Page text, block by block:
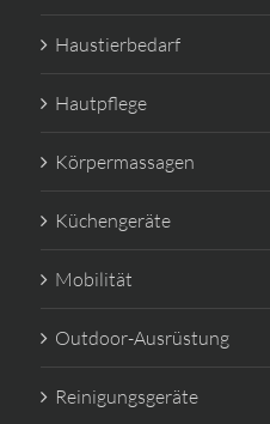
Haustierbedarf
Hautpflege
Körpermassagen
Küchengeräte
Mobilität
Outdoor-Ausrüstung
Reinigungsgeräte